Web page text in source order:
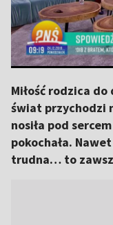
Miłość rodzica
świat przychodzi
nosiła pod
pokochała.
trudna… to